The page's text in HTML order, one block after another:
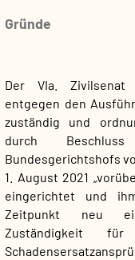
Gründe
Der VIa. Zivilsenat
entgegen den
zuständig und
durch
Bundesgerichtshofs
1. August 2021
eingerichtet und
Zeitpunkt neu
Zuständigkeit für